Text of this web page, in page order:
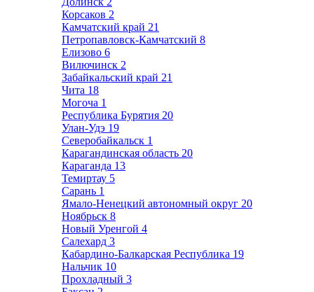
Корсаков 2
Камчатский край 21
Петропавловск-Камчатский 8
Елизово 6
Вилючинск 2
Забайкальский край 21
Чита 18
Могоча 1
Республика Бурятия 20
Улан-Удэ 19
Северобайкальск 1
Карагандинская область 20
Караганда 13
Темиртау 5
Сарань 1
Ямало-Ненецкий автономный округ 20
Ноябрьск 8
Новый Уренгой 4
Салехард 3
Кабардино-Балкарская Республика 19
Нальчик 10
Прохладный 3